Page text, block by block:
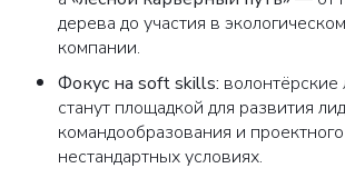
дерева до участия в
компании.
Фокус на soft skills:
станут площадкой для развития
командообразования и
нестандартных условиях.